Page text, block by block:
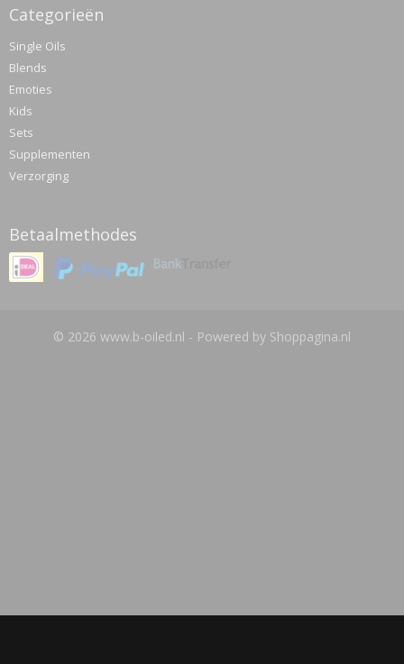
Categorieën
Single Oils
Blends
Emoties
Kids
Sets
Supplementen
Verzorging
Betaalmethodes
© 2026 www.b-oiled.nl - Powered by Shoppagina.nl